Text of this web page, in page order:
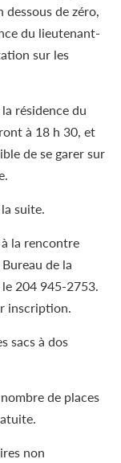
de zéro,
du lieutenant-
sur les
résidence du
à 18 h 30, et
de se garer sur
suite.
la rencontre
de la
204 945-2753.
inscription.
sacs à dos
de places
non